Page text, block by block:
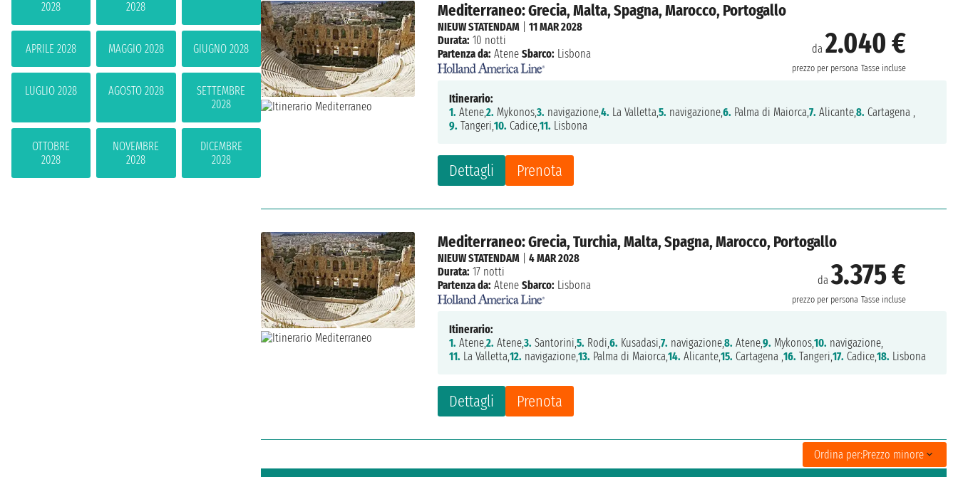
2028
2028
APRILE 2028 MAGGIO 2028 GIUGNO 2028
LUGLIO 2028 AGOSTO 2028
SETTEMBRE
2028
OTTOBRE
2028
NOVEMBRE
2028
DICEMBRE
2028
Mediterraneo: Grecia, Malta, Spagna, Marocco, Portogallo
da2.040 €
prezzo per persona Tasse incluse
Dettagli Prenota
NIEUW STATENDAM |11 MAR 2028
Durata: 10 notti
Partenza da: Atene Sbarco: Lisbona
Itinerario:
1. Atene,2. Mykonos,3. navigazione,4. La Valletta,5. navigazione,6. Palma di Maiorca,7. Alicante,8. Cartagena ,
9. Tangeri,10. Cadice,11. Lisbona
Mediterraneo: Grecia, Turchia, Malta, Spagna, Marocco, Portogallo
da3.375 €
prezzo per persona Tasse incluse
Dettagli Prenota
NIEUW STATENDAM |4 MAR 2028
Durata: 17 notti
Partenza da: Atene Sbarco: Lisbona
Itinerario:
1. Atene,2. Atene,3. Santorini,5. Rodi,6. Kusadasi,7. navigazione,8. Atene,9. Mykonos,10. navigazione,
11. La Valletta,12. navigazione,13. Palma di Maiorca,14. Alicante,15. Cartagena ,16. Tangeri,17. Cadice,18. Lisbona
Ordina per:Prezzo minore